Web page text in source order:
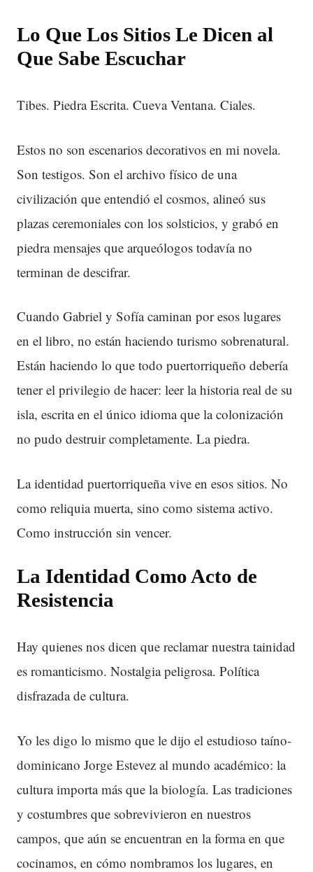
Lo Que Los Sitios Le Dicen al
Que Sabe Escuchar
Tibes. Piedra Escrita. Cueva Ventana. Ciales.
Estos no son escenarios decorativos en mi novela.
Son testigos. Son el archivo físico de una
civilización que entendió el cosmos, alineó sus
plazas ceremoniales con los solsticios, y grabó en
piedra mensajes que arqueólogos todavía no
terminan de descifrar.
Cuando Gabriel y Sofía caminan por esos lugares
en el libro, no están haciendo turismo sobrenatural.
Están haciendo lo que todo puertorriqueño debería
tener el privilegio de hacer: leer la historia real de su
isla, escrita en el único idioma que la colonización
no pudo destruir completamente. La piedra.
La identidad puertorriqueña vive en esos sitios. No
como reliquia muerta, sino como sistema activo.
Como instrucción sin vencer.
La Identidad Como Acto de
Resistencia
Hay quienes nos dicen que reclamar nuestra tainidad
es romanticismo. Nostalgia peligrosa. Política
disfrazada de cultura.
Yo les digo lo mismo que le dijo el estudioso taíno-
dominicano Jorge Estevez al mundo académico: la
cultura importa más que la biología. Las tradiciones
y costumbres que sobrevivieron en nuestros
campos, que aún se encuentran en la forma en que
cocinamos, en cómo nombramos los lugares, en